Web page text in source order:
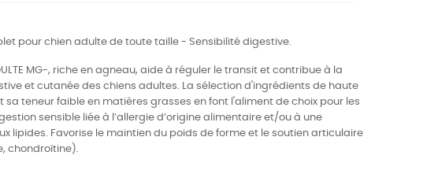
pour chien adulte de toute taille - Sensibilité digestive.
MG-, riche en agneau, aide à réguler le transit et contribue à la
et cutanée des chiens adultes. La sélection d'ingrédients de haute
sa teneur faible en matières grasses en font l'aliment de choix pour les
sensible liée à l’allergie d’origine alimentaire et/ou à une
lipides. Favorise le maintien du poids de forme et le soutien articulaire
chondroïtine).